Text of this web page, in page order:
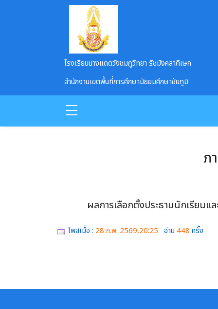
Skip to main content
โรงเรียนนางแดดวังชมภูวิทยา รัชมังคลาภิเษก
สำนักงานเขตพื้นที่การศึกษามัธยมศึกษาชัยภูมิ
ภ
ผลการเลือกตั้งประธานนักเรียน
โพสเมื่อ : 28 ก.พ. 2569,20:25 อ่าน 448 ครั้ง